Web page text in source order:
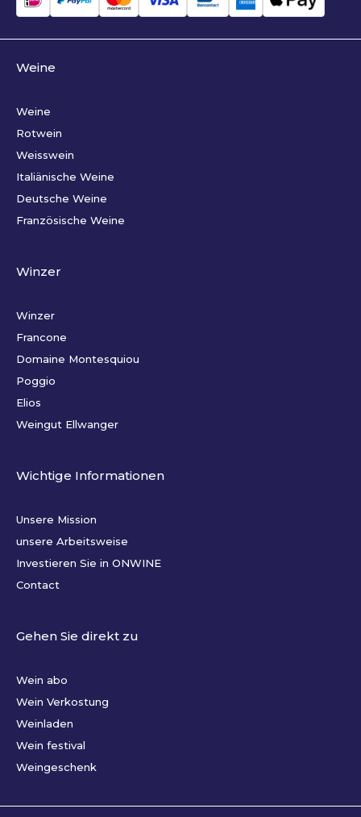
Weine
Weine
Rotwein
Weisswein
Italiänische Weine
Deutsche Weine
Französische Weine
Winzer
Winzer
Francone
Domaine Montesquiou
Poggio
Elios
Weingut Ellwanger
Wichtige Informationen
Unsere Mission
unsere Arbeitsweise
Investieren Sie in ONWINE
Contact
Gehen Sie direkt zu
Wein abo
Wein Verkostung
Weinladen
Wein festival
Weingeschenk